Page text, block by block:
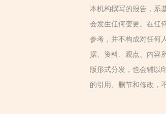
本机构撰写的报告，系
会发生任何变更。在任
参考，并不构成对任何
据、资料、观点、内容
版形式分发，也会辅以
的引用、删节和修改，